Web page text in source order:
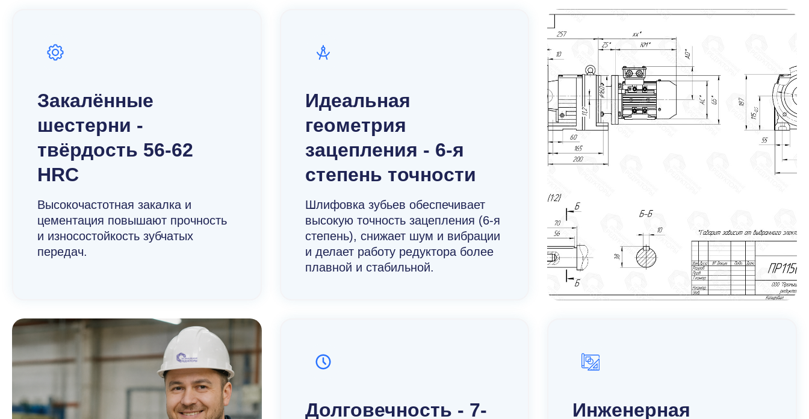
Закалённые
шестерни -
твёрдость 56-62
HRC
Высокочастотная закалка и
цементация повышают прочность
и износостойкость зубчатых
передач.
Идеальная
геометрия
зацепления - 6-я
степень точности
Шлифовка зубьев обеспечивает
высокую точность зацепления (6-я
степень), снижает шум и вибрации
и делает работу редуктора более
плавной и стабильной.
Долговечность - 7-
Инженерная